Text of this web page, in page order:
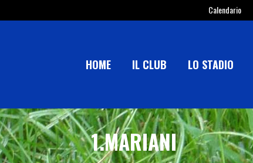
Calendario
HOME IL CLUB LO STADIO
1.MARIANI